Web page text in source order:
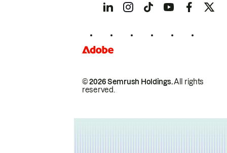
© 2026 Semrush Holdings.All rights
reserved.